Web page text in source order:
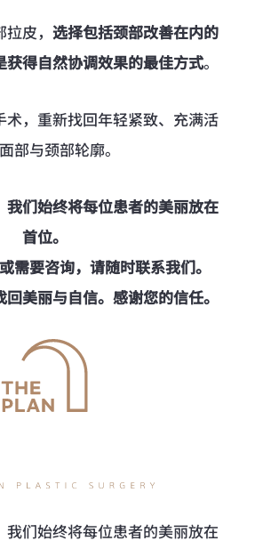
皮， 选择包括颈部改善在内的
得自然协调效果的最佳方式。
，重新找回年轻紧致、充满活
部与颈部轮廓。
们始终将每位患者的美丽放在
首位。
需要咨询，请随时联系我们。
美丽与自信。感谢您的信任。
我们始终将每位患者的美丽放在